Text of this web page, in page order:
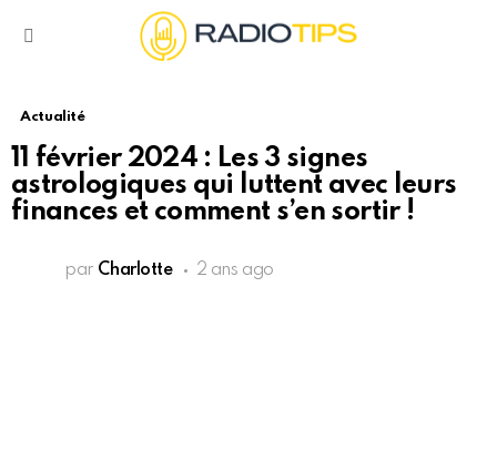
Actualité
11 février 2024 : Les 3 signes
astrologiques qui luttent avec leurs
finances et comment s’en sortir !
par Charlotte 2 ans ago